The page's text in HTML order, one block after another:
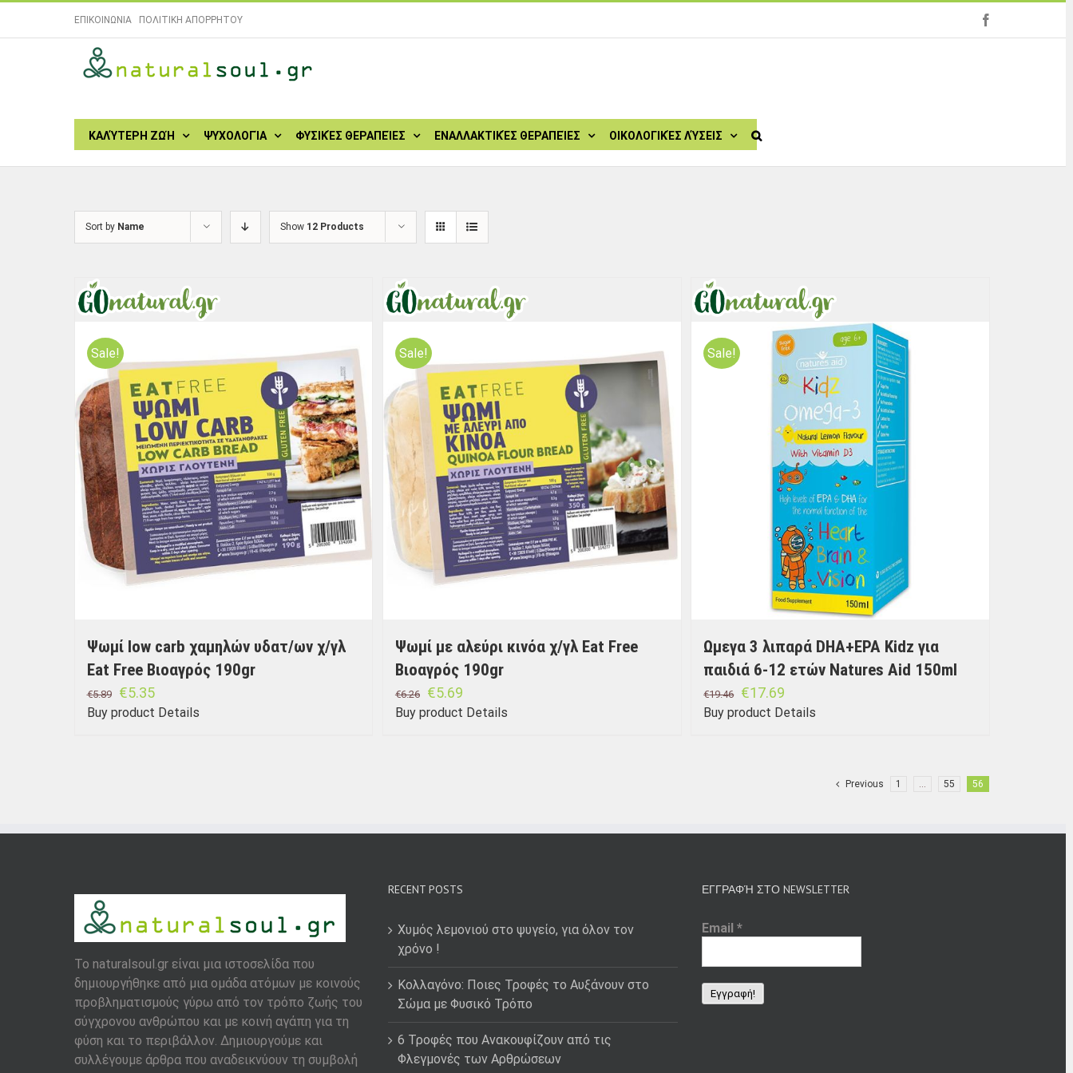
ΕΠΙΚΟΙΝΩΝΙΑ| ΠΟΛΙΤΙΚΗ ΑΠΟΡΡΗΤΟΥ
for:
ΚΑΛΎΤΕΡΗ ΖΩΉ ΨΥΧΟΛΟΓΊΑ ΦΥΣΙΚΈΣ ΘΕΡΑΠΕΊΕΣ ΕΝΑΛΛΑΚΤΙΚΈΣ ΘΕΡΑΠΕΊΕΣ ΟΙΚΟΛΟΓΙΚΈΣ ΛΎΣΕΙΣ
Sort by Name Show 12 Products
Sale!
Ψωμί low carb χαμηλών υδατ/ων χ/γλ
Eat Free Βιοαγρός 190gr
€5.89 €5.35
Buy product Details
Sale!
Ψωμί με αλεύρι κινόα χ/γλ Eat Free
Βιοαγρός 190gr
€6.26 €5.69
Buy product Details
Sale!
Ωμεγα 3 λιπαρά DHA+EPA Kidz για
παιδιά 6-12 ετών Natures Aid 150ml
€19.46 €17.69
Buy product Details
Previous 1 … 55 56
To naturalsoul.gr είναι μια ιστοσελίδα που
δημιουργήθηκε από μια ομάδα ατόμων με κοινούς
προβληματισμούς γύρω από τον τρόπο ζωής του
σύγχρονου ανθρώπου και με κοινή αγάπη για τη
φύση και το περιβάλλον. Δημιουργούμε και
συλλέγουμε άρθρα που αναδεικνύουν τη συμβολή
RECENT POSTS
Χυμός λεμονιού στο ψυγείο, για όλον τον
χρόνο !
Κολλαγόνο: Ποιες Τροφές το Αυξάνουν στο
Σώμα με Φυσικό Τρόπο
6 Τροφές που Ανακουφίζουν από τις
Φλεγμονές των Αρθρώσεων
ΕΓΓΡΑΦΉ ΣΤΟ NEWSLETTER
Email*